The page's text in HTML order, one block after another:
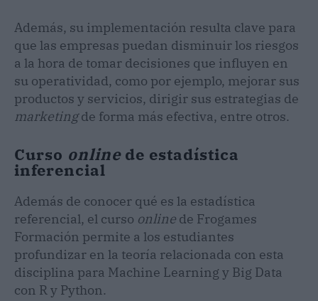
Además, su implementación resulta clave para
que las empresas puedan disminuir los riesgos
a la hora de tomar decisiones que influyen en
su operatividad, como por ejemplo, mejorar sus
productos y servicios, dirigir sus estrategias de
marketingde forma más efectiva, entre otros.
Curso online de estadística
inferencial
Además de conocer qué es la estadística
referencial, el curso online de Frogames
Formación permite a los estudiantes
profundizar en la teoría relacionada con esta
disciplina para Machine Learning y Big Data
con R y Python.